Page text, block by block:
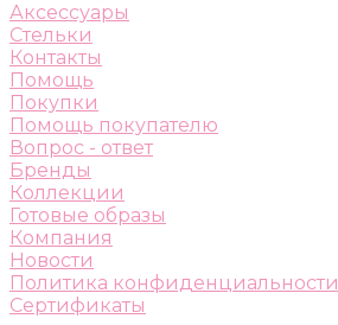
Аксессуары
Стельки
Контакты
Помощь
Покупки
Помощь покупателю
Вопрос - ответ
Бренды
Коллекции
Готовые образы
Компания
Новости
Политика конфиденциальности
Сертификаты